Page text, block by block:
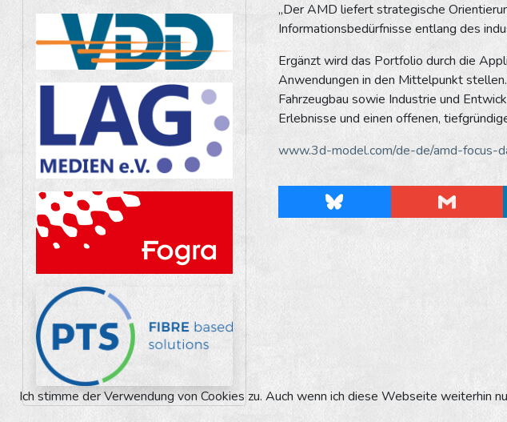
„Der AMD liefert strategische
Informationsbedürfnisse entlang des
Ergänzt wird das Portfolio durch die
Anwendungen in den Mittelpunkt
Fahrzeugbau sowie Industrie und
Erlebnisse und einen offenen,
www.3d-model.com/de-de/amd-focus-
Bluesky Gmail
Ich stimme der Verwendung von Cookies zu. Auch wenn ich diese Webseite weiterhin